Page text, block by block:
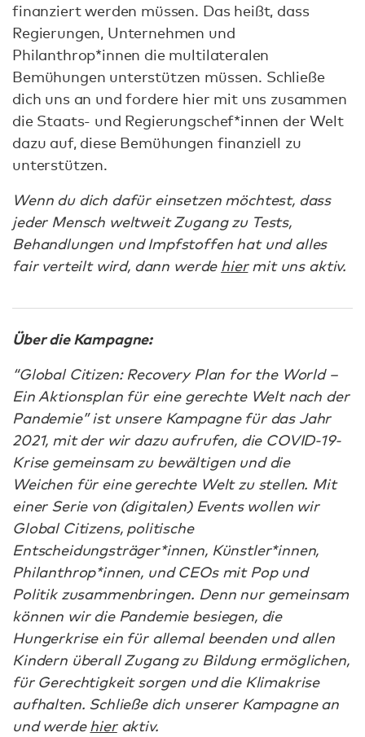
finanziert werden müssen. Das heißt, dass
Regierungen, Unternehmen und
Philanthrop*innen die multilateralen
Bemühungen unterstützen müssen. Schließe
dich uns an und fordere hier mit uns zusammen
die Staats- und Regierungschef*innen der Welt
dazu auf, diese Bemühungen finanziell zu
unterstützen.
Wenn du dich dafür einsetzen möchtest, dass
jeder Mensch weltweit Zugang zu Tests,
Behandlungen und Impfstoffen hat und alles
fair verteilt wird, dann werde hiermit uns aktiv.
Über die Kampagne:
“Global Citizen: Recovery Plan for the World –
Ein Aktionsplan für eine gerechte Welt nach der
Pandemie” ist unsere Kampagne für das Jahr
2021, mit der wir dazu aufrufen, die COVID-19-
Krise gemeinsam zu bewältigen und die
Weichen für eine gerechte Welt zu stellen. Mit
einer Serie von (digitalen) Events wollen wir
Global Citizens, politische
Entscheidungsträger*innen, Künstler*innen,
Philanthrop*innen, und CEOs mit Pop und
Politik zusammenbringen. Denn nur gemeinsam
können wir die Pandemie besiegen, die
Hungerkrise ein für allemal beenden und allen
Kindern überall Zugang zu Bildung ermöglichen,
für Gerechtigkeit sorgen und die Klimakrise
aufhalten. Schließe dich unserer Kampagne an
und werde hieraktiv.